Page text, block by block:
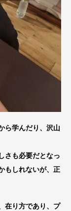
ら学んだり、沢山
さも必要だとなっ
もしれないが、正
在り方であり、プ